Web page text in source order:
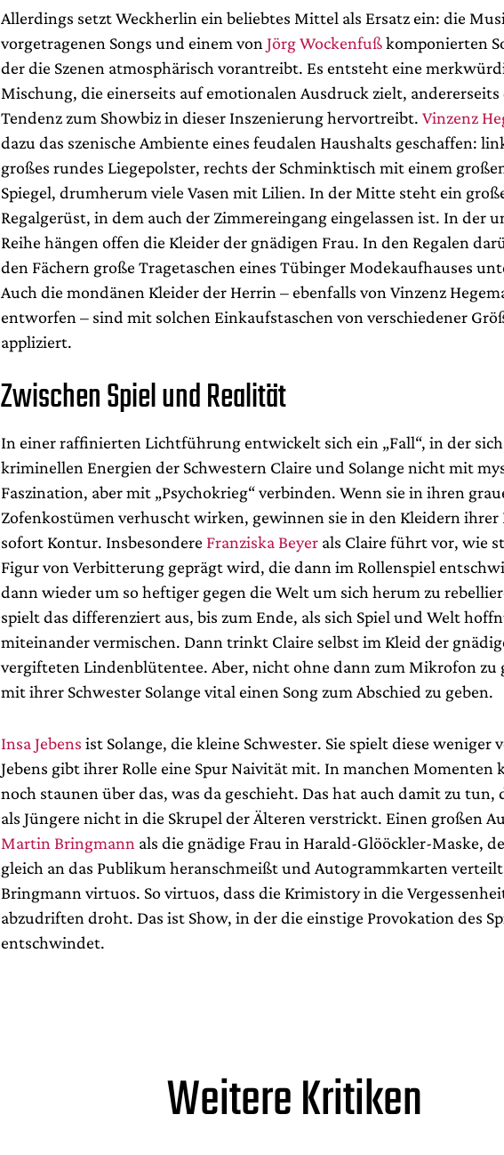
Allerdings setzt Weckherlin ein beliebtes Mittel als Ersatz ein: die
vorgetragenen Songs und einem von Jörg Wockenfußkomponierten
der die Szenen atmosphärisch vorantreibt. Es entsteht eine
Mischung, die einerseits auf emotionalen Ausdruck zielt, andererseits
Tendenz zum Showbiz in dieser Inszenierung hervortreibt. Vinzenz
dazu das szenische Ambiente eines feudalen Haushalts geschaffen:
großes rundes Liegepolster, rechts der Schminktisch mit einem
Spiegel, drumherum viele Vasen mit Lilien. In der Mitte steht ein
Regalgerüst, in dem auch der Zimmereingang eingelassen ist. In der
Reihe hängen offen die Kleider der gnädigen Frau. In den Regalen
den Fächern große Tragetaschen eines Tübinger Modekaufhauses
Auch die mondänen Kleider der Herrin – ebenfalls von Vinzenz
entworfen – sind mit solchen Einkaufstaschen von verschiedener
appliziert.
Zwischen Spiel und Realität
In einer raffinierten Lichtführung entwickelt sich ein „Fall“, in der
kriminellen Energien der Schwestern Claire und Solange nicht mit
Faszination, aber mit „Psychokrieg“ verbinden. Wenn sie in ihren
Zofenkostümen verhuscht wirken, gewinnen sie in den Kleidern ihrer
sofort Kontur. Insbesondere Franziska Beyer als Claire führt vor, wie
Figur von Verbitterung geprägt wird, die dann im Rollenspiel
dann wieder um so heftiger gegen die Welt um sich herum zu
spielt das differenziert aus, bis zum Ende, als sich Spiel und Welt
miteinander vermischen. Dann trinkt Claire selbst im Kleid der
vergifteten Lindenblütentee. Aber, nicht ohne dann zum Mikrofon zu
mit ihrer Schwester Solange vital einen Song zum Abschied zu geben.
Insa Jebens ist Solange, die kleine Schwester. Sie spielt diese weniger
Jebens gibt ihrer Rolle eine Spur Naivität mit. In manchen Momenten
noch staunen über das, was da geschieht. Das hat auch damit zu tun,
als Jüngere nicht in die Skrupel der Älteren verstrickt. Einen großen
Martin Bringmann als die gnädige Frau in Harald-Glööckler-Maske,
gleich an das Publikum heranschmeißt und Autogrammkarten
Bringmann virtuos. So virtuos, dass die Krimistory in die
abzudriften droht. Das ist Show, in der die einstige Provokation des
entschwindet.
Weitere Kritiken